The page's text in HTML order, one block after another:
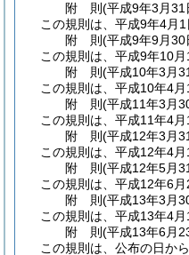
附 則(平成9年3月31
この規則は、平成9年4月1
附 則(平成9年9月30
この規則は、平成9年10月
附 則(平成10年3月
この規則は、平成10年4月
附 則(平成11年3月
この規則は、平成11年4月
附 則(平成12年3月
この規則は、平成12年4月
附 則(平成12年5月
この規則は、平成12年6月
附 則(平成13年3月
この規則は、平成13年4月
附 則(平成13年6月
この規則は、公布の日から